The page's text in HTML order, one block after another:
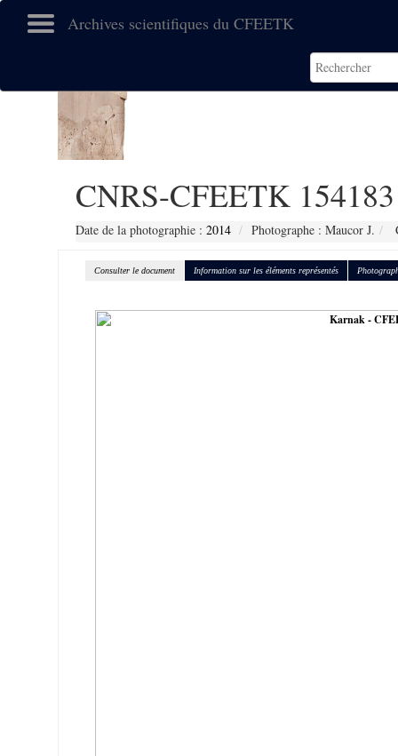
Archives scientifiques du CFEETK
CNRS-CFEETK 154183
Date de la photographie : 2014 Photographe : Maucor J.
Consulter le document Information sur les éléments représentés